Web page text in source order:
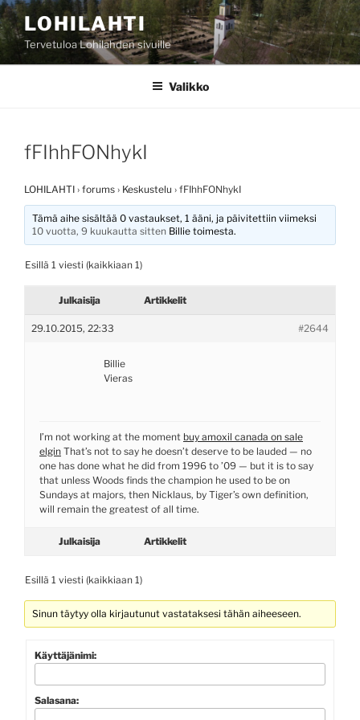
Siirry
sisältöönLOHILAHTI
Tervetuloa Lohilahden sivuille
Valikko
fFIhhFONhykI
LOHILAHTI › forums › Keskustelu › fFIhhFONhykI
Tämä aihe sisältää 0 vastaukset, 1 ääni, ja päivitettiin viimeksi
10 vuotta, 9 kuukautta sitten Billie toimesta.
Esillä 1 viesti (kaikkiaan 1)
Julkaisija Artikkelit
29.10.2015, 22:33 #2644
Billie
Vieras
I’m not working at the moment buy amoxil canada on sale
elgin That’s not to say he doesn’t deserve to be lauded — no
one has done what he did from 1996 to ’09 — but it is to say
that unless Woods finds the champion he used to be on
Sundays at majors, then Nicklaus, by Tiger’s own definition,
will remain the greatest of all time.
Julkaisija Artikkelit
Esillä 1 viesti (kaikkiaan 1)
Sinun täytyy olla kirjautunut vastataksesi tähän aiheeseen.
Käyttäjänimi:
Salasana: